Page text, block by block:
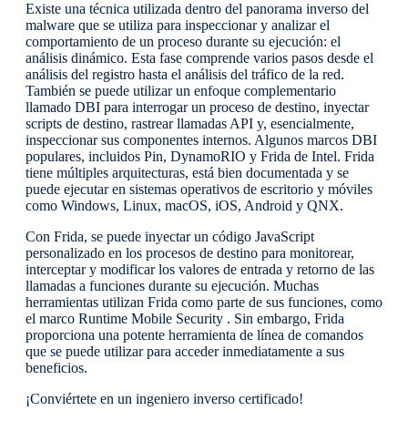
Existe una técnica utilizada dentro del panorama inverso del
malware que se utiliza para inspeccionar y analizar el
comportamiento de un proceso durante su ejecución: el
análisis dinámico. Esta fase comprende varios pasos desde el
análisis del registro hasta el análisis del tráfico de la red.
También se puede utilizar un enfoque complementario
llamado DBI para interrogar un proceso de destino, inyectar
scripts de destino, rastrear llamadas API y, esencialmente,
inspeccionar sus componentes internos. Algunos marcos DBI
populares, incluidos Pin, DynamoRIO y Frida de Intel. Frida
tiene múltiples arquitecturas, está bien documentada y se
puede ejecutar en sistemas operativos de escritorio y móviles
como Windows, Linux, macOS, iOS, Android y QNX.
Con Frida, se puede inyectar un código JavaScript
personalizado en los procesos de destino para monitorear,
interceptar y modificar los valores de entrada y retorno de las
llamadas a funciones durante su ejecución. Muchas
herramientas utilizan Frida como parte de sus funciones, como
el marco Runtime Mobile Security . Sin embargo, Frida
proporciona una potente herramienta de línea de comandos
que se puede utilizar para acceder inmediatamente a sus
beneficios.
¡Conviértete en un ingeniero inverso certificado!